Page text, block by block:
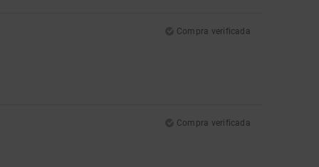
Compra verificada
Compra verificada